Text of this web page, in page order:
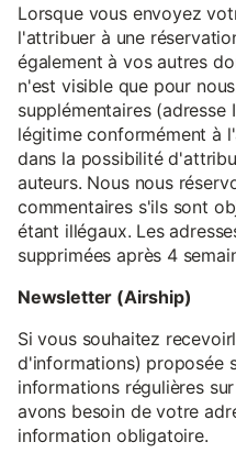
Lorsque vous envoyez
l'attribuer à une
également à vos autres
n'est visible que pour
supplémentaires
légitime conformément à
dans la possibilité
auteurs. Nous nous
commentaires s'ils sont
étant illégaux. Les
supprimées après 4
Newsletter (Airship)
Si vous souhaitez
d'informations) proposée
informations régulières
avons besoin de votre
information obligatoire.